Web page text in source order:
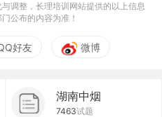
调整，长理培训网站提供的以上信息
公布的内容为准！
好友 微博
湖南中烟
7463试题